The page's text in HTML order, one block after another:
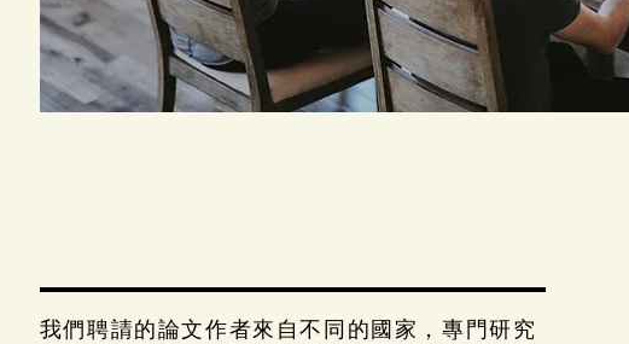
我們聘請的論文作者來自不同的國家，專門研究